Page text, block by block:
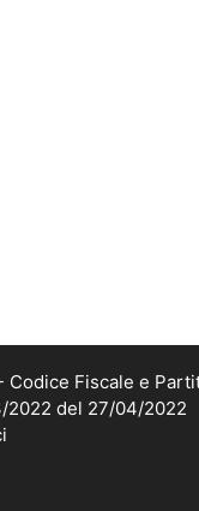
Codice Fiscale e
2022 del 27/04/2022